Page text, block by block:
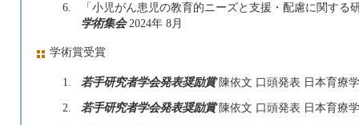
6.
「小児がん患児の教育的ニーズと支援・配慮に関する
学術集会2024年 8月
学術賞受賞
1. 若手研究者学会発表奨励賞陳依文 口頭発表 日本育療
2.
若手研究者学会発表奨励賞陳依文 口頭発表 日本育療